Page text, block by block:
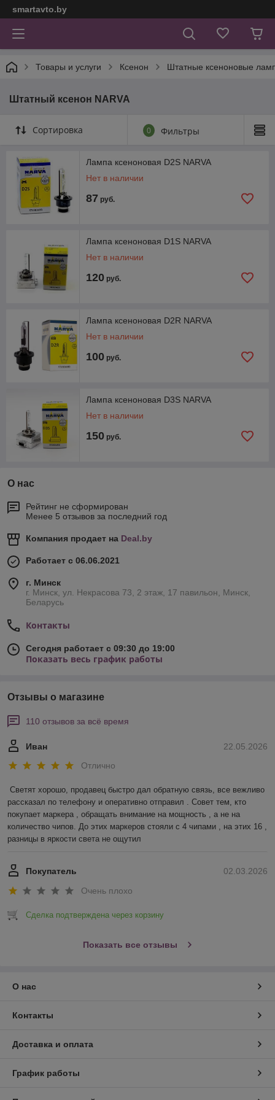
smartavto.by
Товары и услуги Ксенон Штатные ксеноновые
Штатный ксенон NARVA
Сортировка 0 Фильтры
Лампа ксеноновая D2S NARVA
Нет в наличии
87 руб.
Лампа ксеноновая D1S NARVA
Нет в наличии
120 руб.
Лампа ксеноновая D2R NARVA
Нет в наличии
100 руб.
Лампа ксеноновая D3S NARVA
Нет в наличии
150 руб.
О нас
Рейтинг не сформирован
Менее 5 отзывов за последний год
Компания продает на Deal.by
Работает с 06.06.2021
г. Минск
г. Минск, ул. Некрасова 73, 2 этаж, 17 павильон, Минск,
Беларусь
Контакты
Сегодня работает с 09:30 до 19:00
Показать весь график работы
Отзывы о магазине
110 отзывов за всё время
22.05.2026
Иван
Отлично
Светят хорошо, продавец быстро дал обратную связь, все вежливо
рассказал по телефону и оперативно отправил . Совет тем, кто
покупает маркера , обращать внимание на мощность , а не на
количество чипов. До этих маркеров стояли с 4 чипами , на этих 16 ,
разницы в яркости света не ощутил
02.03.2026
Покупатель
Очень плохо
Сделка подтверждена через корзину
Показать все отзывы
О нас
Контакты
Доставка и оплата
График работы